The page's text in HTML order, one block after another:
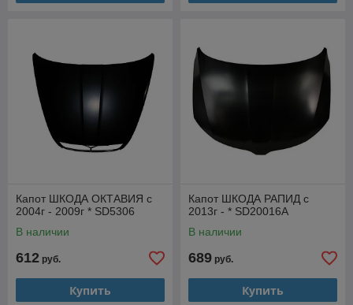
Капот ШКОДА ОКТАВИЯ с
2004г - 2009г * SD5306
В наличии
612 руб.
Купить
Капот ШКОДА РАПИД с
2013г - * SD20016A
В наличии
689 руб.
Купить